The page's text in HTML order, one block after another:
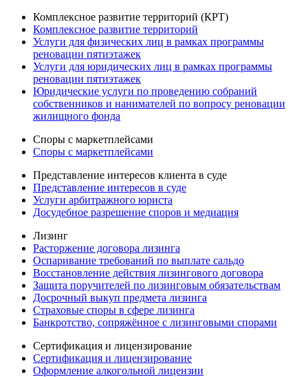
Комплексное развитие территорий (КРТ)
Комплексное развитие территорий
Услуги для физических лиц в рамках программы
реновации пятиэтажек
Услуги для юридических лиц в рамках программы
реновации пятиэтажек
Юридические услуги по проведению собраний
собственников и нанимателей по вопросу реновации
жилищного фонда
Споры с маркетплейсами
Споры с маркетплейсами
Представление интересов клиента в суде
Представление интересов в суде
Услуги арбитражного юриста
Досудебное разрешение споров и медиация
Лизинг
Расторжение договора лизинга
Оспаривание требований по выплате сальдо
Восстановление действия лизингового договора
Защита поручителей по лизинговым обязательствам
Досрочный выкуп предмета лизинга
Страховые споры в сфере лизинга
Банкротство, сопряжённое с лизинговыми спорами
Сертификация и лицензирование
Сертификация и лицензирование
Оформление алкогольной лицензии